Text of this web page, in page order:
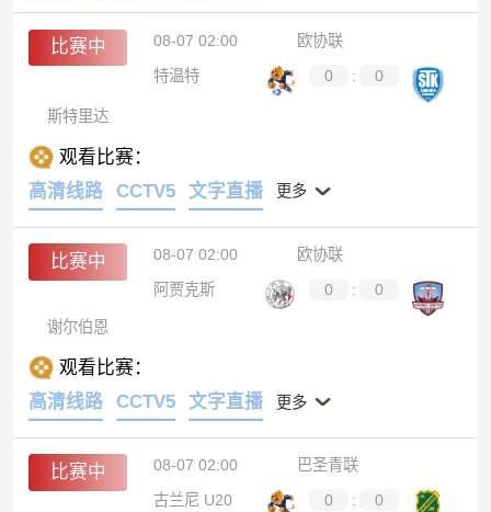
比赛中 08-07 02:00
欧协联
特温特
0 : 0
斯特里达
观看比赛：
高清线路
CCTV5 文字直播 更多
比赛中 08-07 02:00
欧协联
阿贾克斯
0 : 0
谢尔伯恩
观看比赛：
高清线路
CCTV5 文字直播 更多
比赛中 08-07 02:00
巴圣青联
古兰尼 U20
0 : 0